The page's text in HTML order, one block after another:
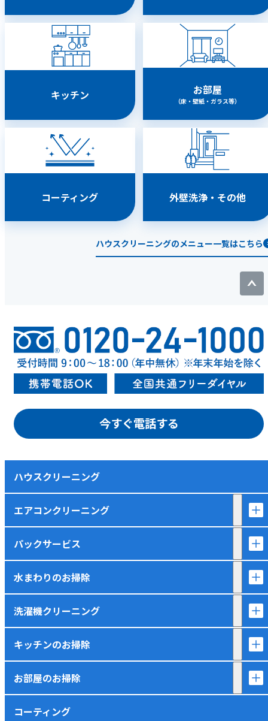
キッチン お部屋
（床・壁紙・ガラス等）
コーティング 外壁洗浄・その他
ハウスクリーニングのメニュー一覧はこちら
今すぐ電話する
ハウスクリーニング
エアコンクリーニング
パックサービス
水まわりのお掃除
洗濯機クリーニング
キッチンのお掃除
お部屋のお掃除
コーティング